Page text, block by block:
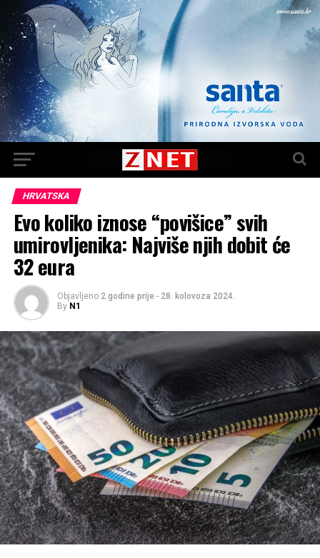
HRVATSKA
Evo koliko iznose “povišice” svih
umirovljenika: Najviše njih dobit će
32 eura
Objavljeno 2 godine prije - 28. kolovoza 2024.
By N1